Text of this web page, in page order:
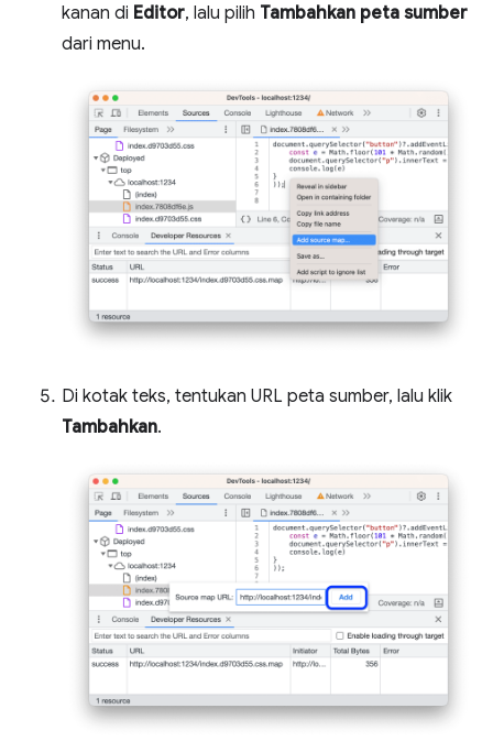
kanan di Editor, lalu pilih Tambahkan peta sumber
dari menu.
Di kotak teks, tentukan URL peta sumber, lalu klik
Tambahkan.